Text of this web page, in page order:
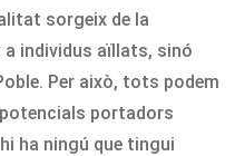
sorgeix de la
a individus aïllats, sinó
Per això, tots podem
portadors
ha ningú que tingui